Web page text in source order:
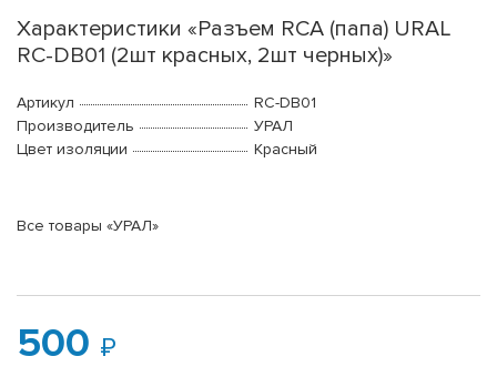
Характеристики «Разъем RCA (папа) URAL
RC-DB01 (2шт красных, 2шт черных)»
Артикул
RC-DB01
Производитель
УРАЛ
Цвет изоляции
Красный
Все товары «УРАЛ»
500